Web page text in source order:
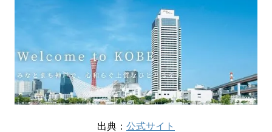
出典： 公式サイト